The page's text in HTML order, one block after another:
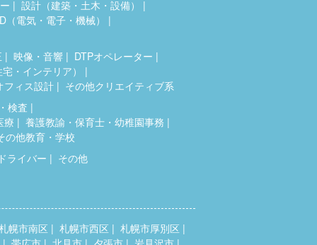
設計（建築・土木・設備）
（電気・電子・機械）
映像・音響
DTPオペレーター
・インテリア）
フィス設計
その他クリエイティブ系
検査
療
養護教諭・保育士・幼稚園事務
の他教育・学校
ライバー
その他
幌市南区 札幌市西区
札幌市厚別区